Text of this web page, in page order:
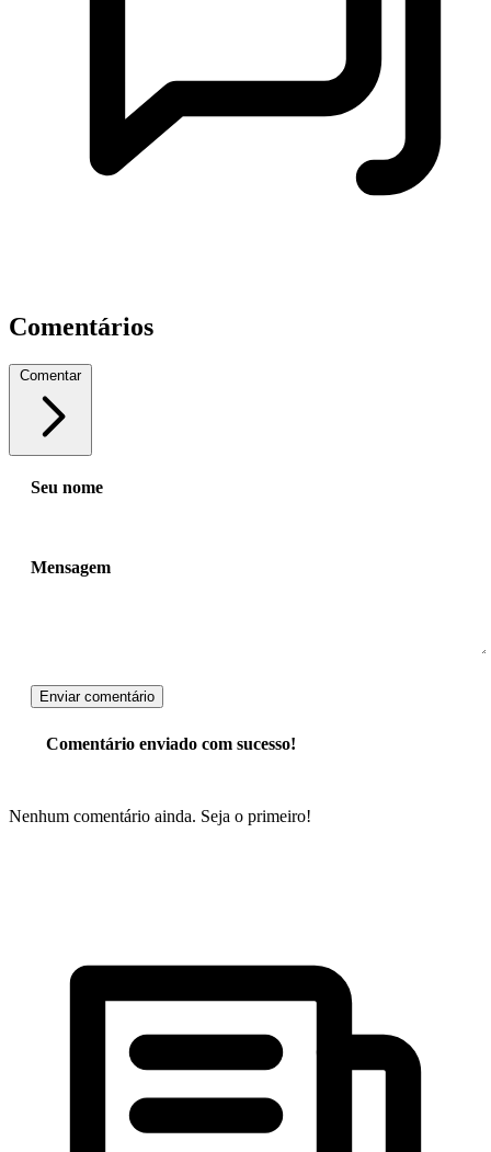
Comentários
Comentar
Seu nome
Mensagem
Enviar comentário
Comentário enviado com sucesso!
Nenhum comentário ainda. Seja o primeiro!